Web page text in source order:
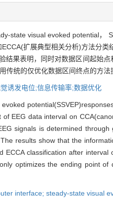
state visual evoked potential，
扩展典型相关分析)方法分
结果表明，同时对数据区间起始
传统的仅优化数据区间终点的方
诱发电位;信息传输率;数据优化
EEG data interval on
signals is determined
results show that the
ECCA classification after
optimizes the ending point
interface; steady-state visual